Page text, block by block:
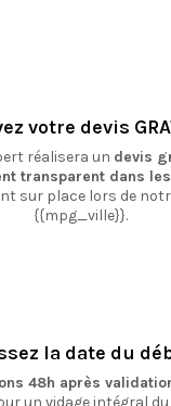
votre devis
réalisera un devis
transparent dans
sur place lors de
{{mpg_ville}}.
la date du
48h après
un vidage intégral